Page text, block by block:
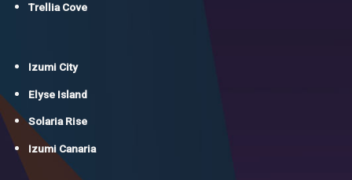
Trellia Cove
Izumi City
Elyse Island
Solaria Rise
Izumi Canaria